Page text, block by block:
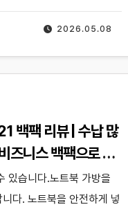
2026.05.08
백팩 리뷰 | 수납 많
즈니스 백팩으로 써
있습니다.노트북 가방을
다. 노트북을 안전하게 넣